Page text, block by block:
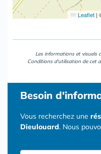
Leaflet |
Les informations et visuels
Conditions d'utilisation de cet
Besoin
Vous recherchez une
Dieulouard. Nous